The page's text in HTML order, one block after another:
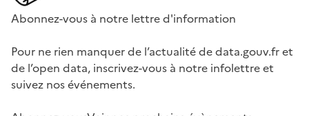
Abonnez-vous à notre lettre d'information
Pour ne rien manquer de l’actualité de data.gouv.fr et
de l’open data, inscrivez-vous à notre infolettre et
suivez nos événements.